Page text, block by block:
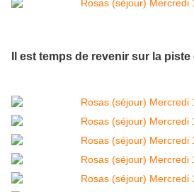
Il est temps de revenir sur la